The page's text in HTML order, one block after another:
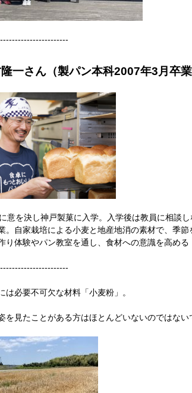
一さん（製パン本科2007年3月卒業
意を決し神戸製菓に入学。入学後は教員に相談
。自家栽培による小麦と地産地消の素材で、季
り体験やパン教室を通し、食材への意識を高める
は必要不可欠な材料「小麦粉」。
を見たことがある方はほとんどいないのではない